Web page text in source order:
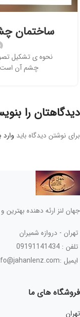
ساختمان
نحوه ی تشکیل
چشم آن است
دیدگاهتان را
برای نوشتن دیدگاه باید
جهان لنز ارئه دهنده
تهران - دروازه شمیران
تلفن : 09191141434
ایمیل :info@jahanlenz.com
فروشگاه های ما
تهران